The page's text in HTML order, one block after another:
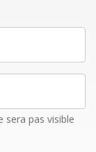
sera pas visible